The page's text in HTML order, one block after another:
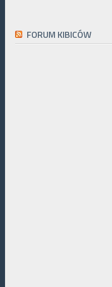
FORUM KIBICÓW